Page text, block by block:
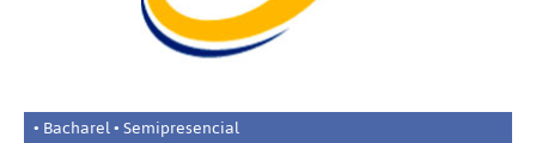
• Bacharel • Semipresencial